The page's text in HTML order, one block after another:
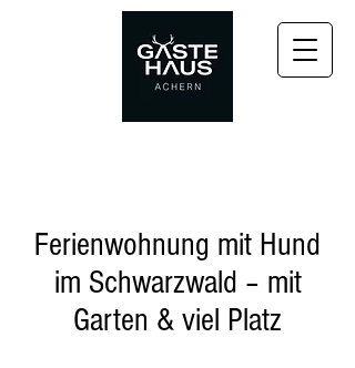
Ferienwohnung mit Hund
im Schwarzwald – mit
Garten & viel Platz